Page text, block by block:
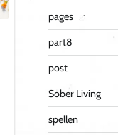
pages
part8
post
Sober Living
spellen